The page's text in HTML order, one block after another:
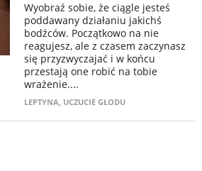
Wyobraź sobie, że ciągle jesteś
poddawany działaniu jakichś
bodźców. Początkowo na nie
reagujesz, ale z czasem zaczynasz
się przyzwyczajać i w końcu
przestają one robić na tobie
wrażenie....
LEPTYNA, UCZUCIE GŁODU